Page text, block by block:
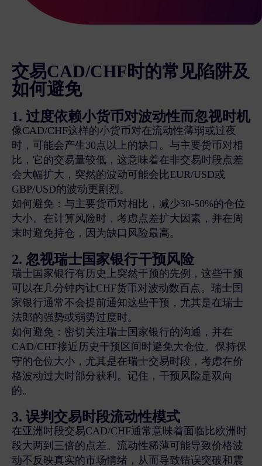
交易CAD/CHF时的常见陷阱及
如何避免
1. 过度依赖小货币对波动性而忽视时机
像CAD/CHF这样的小货币对在流动性薄弱或过夜
时，可能会产生30点以上的缺口。与主要货币对相
比，它的交易量较低，这意味着在非交易时段点差
会大幅扩大，突然的波动可能会比EUR/USD或
GBP/USD的波动更剧烈。
如何避免：与主要货币对相比，减少30-50%的仓位
大小。在计算风险时，考虑点差扩大因素，并在周
末时避免持仓，因为缺口风险最高。
2. 忽视瑞士国家银行干预风险
瑞士国家银行有历史上突然干预的先例，这些干预
可以在几分钟内让CHF货币对波动数百点。瑞士国
家银行通常不会提前通知这些干预，尤其是在瑞士
法郎的强势或弱势过度时。
如何避免：密切关注瑞士国家银行的沟通，并在
CAD/CHF接近历史干预区间时避免大仓位。保持保
守的仓位大小，尤其是在瑞士交易时段，考虑在价
格波动过大时部分获利。记住，干预风险是双向
的。
3. 误判交易时段流动性模式
在亚洲时段交易CAD/CHF通常意味着面临比欧洲时
段大两到三倍的点差。流动性稀薄可能导致价格波
动不反映真实的市场情绪，从而导致错误突破和震